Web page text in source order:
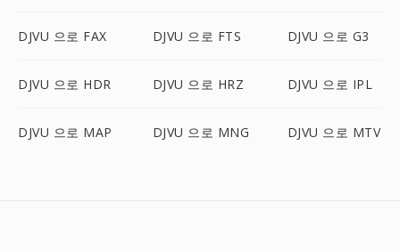
DJVU 으로 FAX DJVU 으로 FTS DJVU 으로 G3
DJVU 으로 HDR DJVU 으로 HRZ DJVU 으로 IPL
DJVU 으로 MAP DJVU 으로 MNG DJVU 으로 MTV